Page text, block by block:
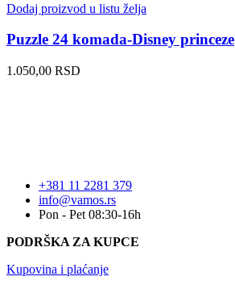
Dodaj proizvod u listu želja
Puzzle 24 komada-Disney princeze
1.050,00 RSD
+381 11 2281 379
info@vamos.rs
Pon - Pet 08:30-16h
PODRŠKA ZA KUPCE
Kupovina i plaćanje